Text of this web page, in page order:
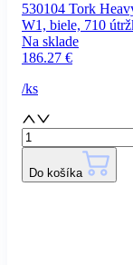
530104 Tork
W1, biele, 710
Na sklade
186.27 €
/ks
Do košíka